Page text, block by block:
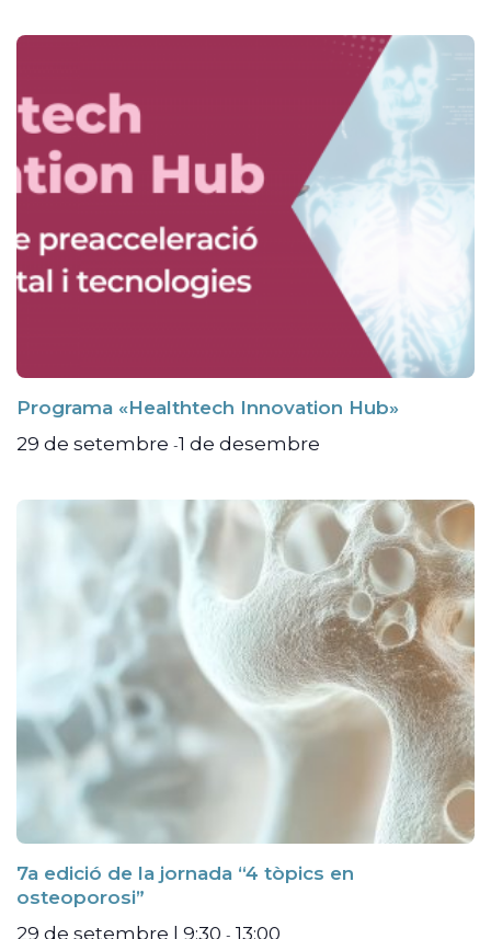
Programa «Healthtech Innovation Hub»
29 de setembre -1 de desembre
7a edició de la jornada “4 tòpics en
osteoporosi”
29 de setembre | 9:30 - 13:00